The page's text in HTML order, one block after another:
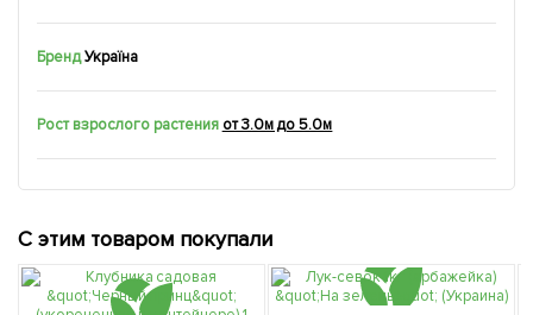
БрендУкраїна
Рост взрослого растения от 3.0м до 5.0м
С этим товаром покупали